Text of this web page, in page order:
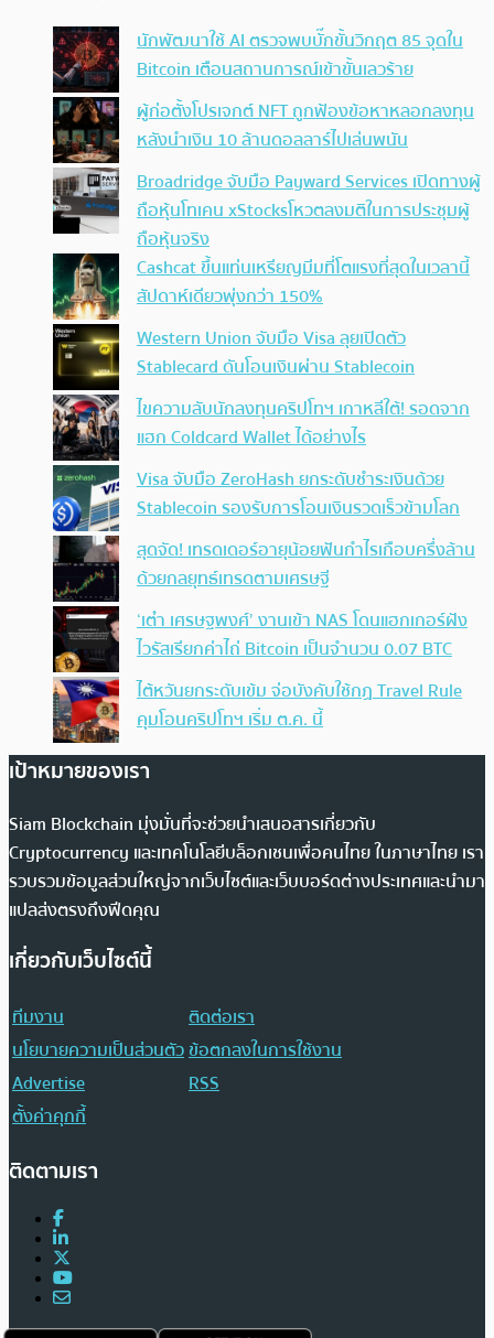
นักพัฒนาใช้ AI ตรวจพบบั๊กขั้นวิกฤต 85 จุดใน
Bitcoin เตือนสถานการณ์เข้าขั้นเลวร้าย
ผู้ก่อตั้งโปรเจกต์ NFT ถูกฟ้องข้อหาหลอกลงทุน
หลังนำเงิน 10 ล้านดอลลาร์ไปเล่นพนัน
Broadridge จับมือ Payward Services เปิดทางผู้
ถือหุ้นโทเคน xStocksโหวตลงมติในการประชุมผู้
ถือหุ้นจริง
Cashcat ขึ้นแท่นเหรียญมีมที่โตแรงที่สุดในเวลานี้
สัปดาห์เดียวพุ่งกว่า 150%
Western Union จับมือ Visa ลุยเปิดตัว
Stablecard ดันโอนเงินผ่าน Stablecoin
ไขความลับนักลงทุนคริปโทฯ เกาหลีใต้! รอดจาก
แฮก Coldcard Wallet ได้อย่างไร
Visa จับมือ ZeroHash ยกระดับชำระเงินด้วย
Stablecoin รองรับการโอนเงินรวดเร็วข้ามโลก
สุดจัด! เทรดเดอร์อายุน้อยฟันกำไรเกือบครึ่งล้าน
ด้วยกลยุทธ์เทรดตามเศรษฐี
‘เต๋า เศรษฐพงศ์’ งานเข้า NAS โดนแฮกเกอร์ฝัง
ไวรัสเรียกค่าไถ่ Bitcoin เป็นจำนวน 0.07 BTC
ไต้หวันยกระดับเข้ม จ่อบังคับใช้กฏ Travel Rule
คุมโอนคริปโทฯ เริ่ม ต.ค. นี้
เป้าหมายของเรา
Siam Blockchain มุ่งมั่นที่จะช่วยนำเสนอสารเกี่ยวกับ
Cryptocurrency และเทคโนโลยีบล็อกเชนเพื่อคนไทย ในภาษาไทย เรา
รวบรวมข้อมูลส่วนใหญ่จากเว็บไซต์และเว็บบอร์ดต่างประเทศและนำมา
แปลส่งตรงถึงฟีดคุณ
เกี่ยวกับเว็บไซต์นี้
ทีมงาน
ติดต่อเรา
นโยบายความเป็นส่วนตัวข้อตกลงในการใช้งาน
Advertise
RSS
ตั้งค่าคุกกี้
ติดตามเรา